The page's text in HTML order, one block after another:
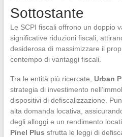
Sottostante
Le SCPI fiscali offrono un doppio
significative riduzioni fiscali,
desiderosa di massimizzare il
contempo di vantaggi fiscali.
Tra le entità più ricercate, Urban
strategia di investimento
dispositivi di defiscalizzazione.
alta domanda locativa,
degli alloggi e un rendimento
Pinel Plus sfrutta le leggi di